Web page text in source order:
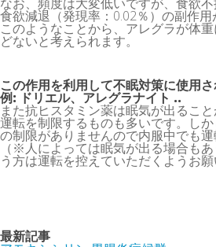
食欲減退（発現率：0.02％）の副作用
このようなことから、アレグラが体
どないと考えられます。
この作用を利用して不眠対策に使用
例: ドリエル、アレグラナイト ..
また抗ヒスタミン薬は眠気が出るこ
運転を制限するものも多いです。し
の制限がありませんので内服中でも
（※人によっては眠気が出る場合も
う方は運転を控えていただくようお願
最新記事